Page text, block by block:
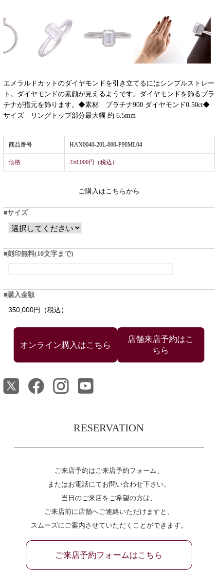
エメラルドカットのダイヤモンドを引き立てるにはシンプルストレー
ト。ダイヤモンドの素顔が見えるようです。ダイヤモンドを飾るプラ
チナが指元を飾ります。◆素材 プラチナ900 ダイヤモンド0.50ct◆
サイズ リングトップ部分最大幅 約 6.5mm
商品番号 HAN0040-20L-000-P90ML04
価格 350,000円（税込）
ご購入はこちらから
サイズ
刻印無料(10文字まで)
購入金額
350,000円（税込）
店舗来店予約はこ
ちら
RESERVATION
ご来店予約はご来店予約フォーム、
またはお電話にてお問い合わせ下さい。
当日のご来店をご希望の方は、
ご来店前に店舗へご連絡いただけますと、
スムーズにご案内させていただくことができます。
ご来店予約フォームはこちら